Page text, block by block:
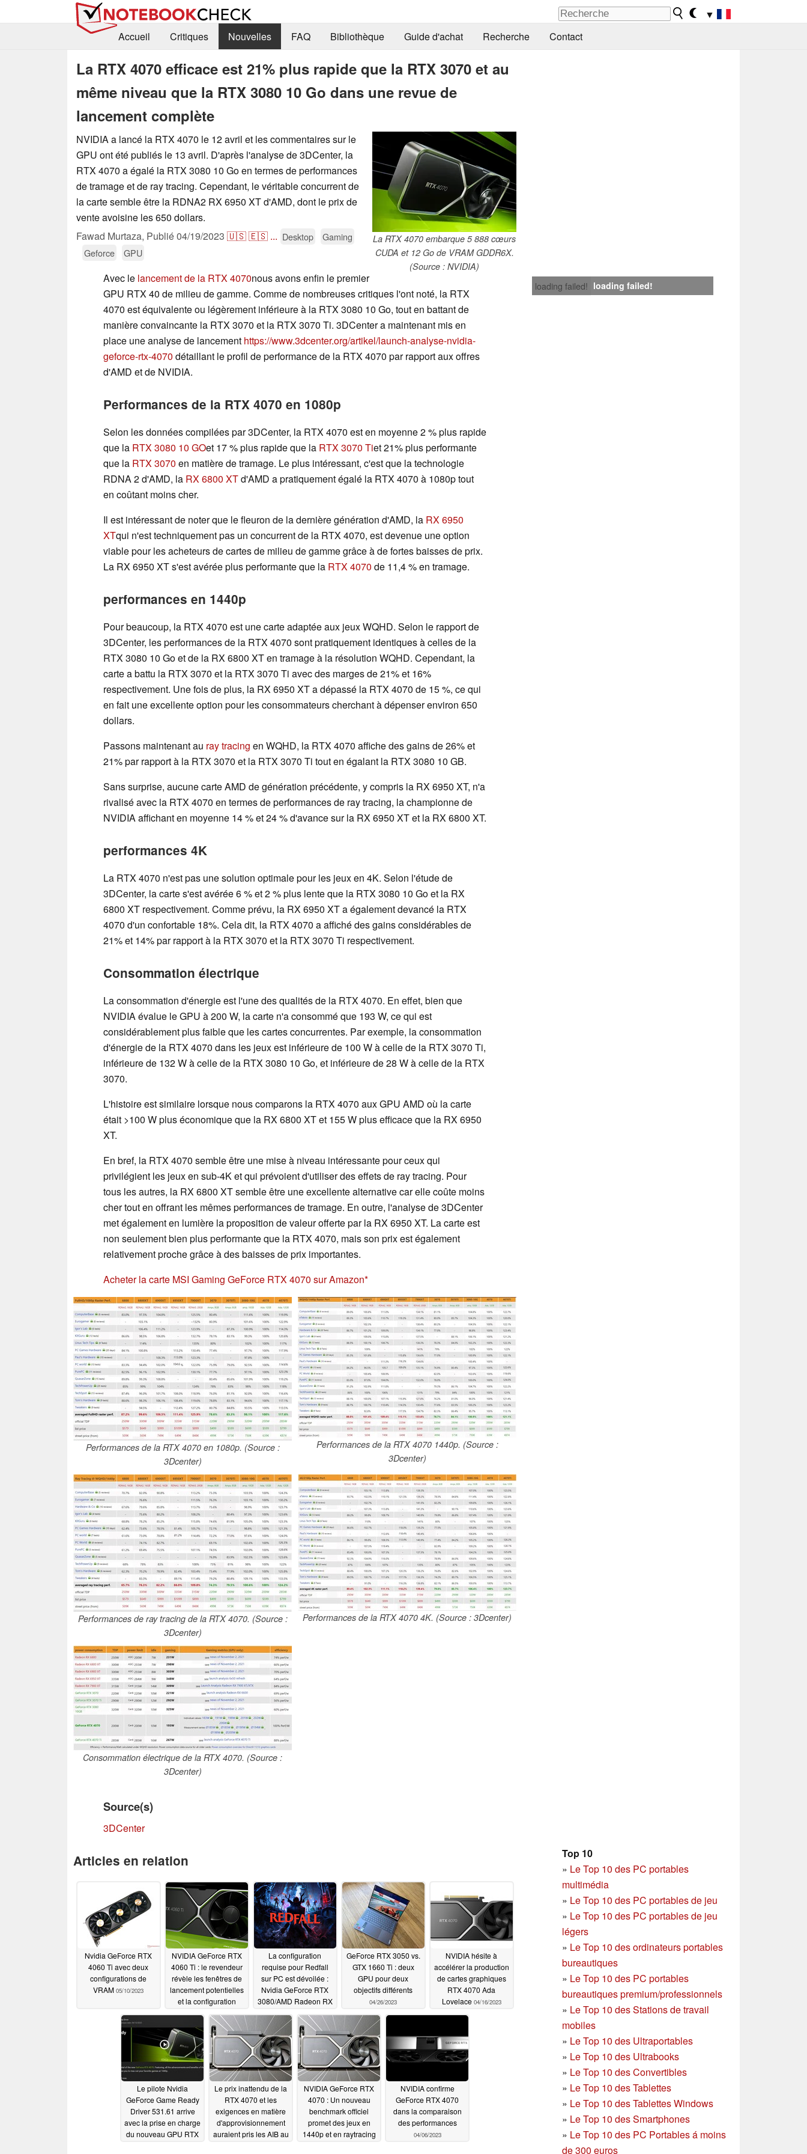
▼
Accueil
Critiques Nouvelles FAQ Bibliothèque Guide d'achat Recherche Contact
La RTX 4070 efficace est 21% plus rapide que la RTX 3070 et au
même niveau que la RTX 3080 10 Go dans une revue de
lancement complète
La RTX 4070 embarque 5 888 cœurs
CUDA et 12 Go de VRAM GDDR6X.
(Source : NVIDIA)
NVIDIA a lancé la RTX 4070 le 12 avril et les commentaires sur le
GPU ont été publiés le 13 avril. D'après l'analyse de 3DCenter, la
RTX 4070 a égalé la RTX 3080 10 Go en termes de performances
de tramage et de ray tracing. Cependant, le véritable concurrent de
la carte semble être la RDNA2 RX 6950 XT d'AMD, dont le prix de
vente avoisine les 650 dollars.
Fawad Murtaza, Publié04/19/2023 🇺🇸🇪🇸 ... Desktop
Gaming
Geforce
GPU
loading failed! loading failed!
Avec le lancement de la RTX 4070nous avons enfin le premier
GPU RTX 40 de milieu de gamme. Comme de nombreuses critiques l'ont noté, la RTX
4070 est équivalente ou légèrement inférieure à la RTX 3080 10 Go, tout en battant de
manière convaincante la RTX 3070 et la RTX 3070 Ti. 3DCenter a maintenant mis en
place une analyse de lancement https://www.3dcenter.org/artikel/launch-analyse-nvidia-
geforce-rtx-4070 détaillant le profil de performance de la RTX 4070 par rapport aux offres
d'AMD et de NVIDIA.
Performances de la RTX 4070 en 1080p
Selon les données compilées par 3DCenter, la RTX 4070 est en moyenne 2 % plus rapide
que la RTX 3080 10 GOet 17 % plus rapide que la RTX 3070 Tiet 21% plus performante
que la RTX 3070 en matière de tramage. Le plus intéressant, c'est que la technologie
RDNA 2 d'AMD, la RX 6800 XTd'AMD a pratiquement égalé la RTX 4070 à 1080p tout
en coûtant moins cher.
Il est intéressant de noter que le fleuron de la dernière génération d'AMD, la RX 6950
XTqui n'est techniquement pas un concurrent de la RTX 4070, est devenue une option
viable pour les acheteurs de cartes de milieu de gamme grâce à de fortes baisses de prix.
La RX 6950 XT s'est avérée plus performante que la RTX 4070 de 11,4 % en tramage.
performances en 1440p
Pour beaucoup, la RTX 4070 est une carte adaptée aux jeux WQHD. Selon le rapport de
3DCenter, les performances de la RTX 4070 sont pratiquement identiques à celles de la
RTX 3080 10 Go et de la RX 6800 XT en tramage à la résolution WQHD. Cependant, la
carte a battu la RTX 3070 et la RTX 3070 Ti avec des marges de 21% et 16%
respectivement. Une fois de plus, la RX 6950 XT a dépassé la RTX 4070 de 15 %, ce qui
en fait une excellente option pour les consommateurs cherchant à dépenser environ 650
dollars.
Passons maintenant au ray tracing en WQHD, la RTX 4070 affiche des gains de 26% et
21% par rapport à la RTX 3070 et la RTX 3070 Ti tout en égalant la RTX 3080 10 GB.
Sans surprise, aucune carte AMD de génération précédente, y compris la RX 6950 XT, n'a
rivalisé avec la RTX 4070 en termes de performances de ray tracing, la championne de
NVIDIA affichant en moyenne 14 % et 24 % d'avance sur la RX 6950 XT et la RX 6800 XT.
performances 4K
La RTX 4070 n'est pas une solution optimale pour les jeux en 4K. Selon l'étude de
3DCenter, la carte s'est avérée 6 % et 2 % plus lente que la RTX 3080 10 Go et la RX
6800 XT respectivement. Comme prévu, la RX 6950 XT a également devancé la RTX
4070 d'un confortable 18%. Cela dit, la RTX 4070 a affiché des gains considérables de
21% et 14% par rapport à la RTX 3070 et la RTX 3070 Ti respectivement.
Consommation électrique
La consommation d'énergie est l'une des qualités de la RTX 4070. En effet, bien que
NVIDIA évalue le GPU à 200 W, la carte n'a consommé que 193 W, ce qui est
considérablement plus faible que les cartes concurrentes. Par exemple, la consommation
d'énergie de la RTX 4070 dans les jeux est inférieure de 100 W à celle de la RTX 3070 Ti,
inférieure de 132 W à celle de la RTX 3080 10 Go, et inférieure de 28 W à celle de la RTX
3070.
L'histoire est similaire lorsque nous comparons la RTX 4070 aux GPU AMD où la carte
était >100 W plus économique que la RX 6800 XT et 155 W plus efficace que la RX 6950
XT.
En bref, la RTX 4070 semble être une mise à niveau intéressante pour ceux qui
privilégient les jeux en sub-4K et qui prévoient d'utiliser des effets de ray tracing. Pour
tous les autres, la RX 6800 XT semble être une excellente alternative car elle coûte moins
cher tout en offrant les mêmes performances de tramage. En outre, l'analyse de 3DCenter
met également en lumière la proposition de valeur offerte par la RX 6950 XT. La carte est
non seulement bien plus performante que la RTX 4070, mais son prix est également
relativement proche grâce à des baisses de prix importantes.
Acheter la carte MSI Gaming GeForce RTX 4070 sur Amazon
Performances de la RTX 4070 en 1080p. (Source :
3Dcenter)
Performances de la RTX 4070 1440p. (Source :
3Dcenter)
Performances de ray tracing de la RTX 4070. (Source :
3Dcenter)
Performances de la RTX 4070 4K. (Source : 3Dcenter)
Consommation électrique de la RTX 4070. (Source :
3Dcenter)
Source(s)
3DCenter
Top 10
» Le Top 10 des PC portables
multimédia
» Le Top 10 des PC portables de jeu
» Le Top 10 des PC portables de jeu
légers
» Le Top 10 des ordinateurs portables
bureautiques
» Le Top 10 des PC portables
bureautiques premium/professionnels
» Le Top 10 des Stations de travail
mobiles
» Le Top 10 des Ultraportables
» Le Top 10 des Ultrabooks
» Le Top 10 des Convertibles
» Le Top 10 des Tablettes
» Le Top 10 des Tablettes Windows
» Le Top 10 des Smartphones
» Le Top 10 des PC Portables á moins
de 300 euros
Articles en relation
Nvidia GeForce RTX
4060 Ti avec deux
configurations de
VRAM 05/10/2023
NVIDIA GeForce RTX
4060 Ti : le revendeur
révèle les fenêtres de
lancement potentielles
et la configuration
05/02/2023
La configuration
requise pour Redfall
sur PC est dévoilée :
Nvidia GeForce RTX
3080/AMD Radeon RX
une expérience "Ultra"
04/28/2023
GeForce RTX 3050 vs.
GTX 1660 Ti : deux
GPU pour deux
objectifs différents
04/26/2023
NVIDIA hésite à
accélérer la production
de cartes graphiques
RTX 4070 Ada
Lovelace 04/16/2023
Le pilote Nvidia
GeForce Game Ready
Driver 531.61 arrive
avec la prise en charge
du nouveau GPU RTX
Le prix inattendu de la
RTX 4070 et les
exigences en matière
d'approvisionnement
auraient pris les AIB au
NVIDIA GeForce RTX
4070 : Un nouveau
benchmark officiel
promet des jeux en
1440p et en raytracing
NVIDIA confirme
GeForce RTX 4070
dans la comparaison
des performances
04/06/2023